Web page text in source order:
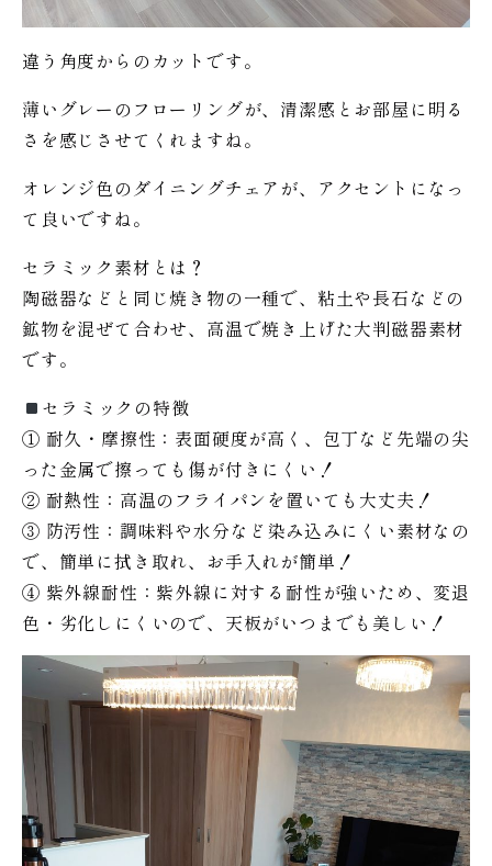
違う角度からのカットです。
薄いグレーのフローリングが、清潔感とお部屋に明る
さを感じさせてくれますね。
オレンジ色のダイニングチェアが、アクセントになっ
て良いですね。
セラミック素材とは？
陶磁器などと同じ焼き物の一種で、粘土や長石などの
鉱物を混ぜて合わせ、高温で焼き上げた大判磁器素材
です。
セラミックの特徴
① 耐久・摩擦性：表面硬度が高く、包丁など先端の尖
った金属で擦っても傷が付きにくい！
② 耐熱性：高温のフライパンを置いても大丈夫！
③ 防汚性：調味料や水分など染み込みにくい素材なの
で、簡単に拭き取れ、お手入れが簡単！
④ 紫外線耐性：紫外線に対する耐性が強いため、変退
色・劣化しにくいので、天板がいつまでも美しい！